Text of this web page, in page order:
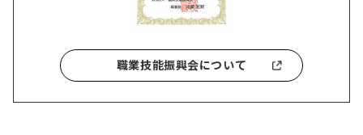
職業技能振興会について